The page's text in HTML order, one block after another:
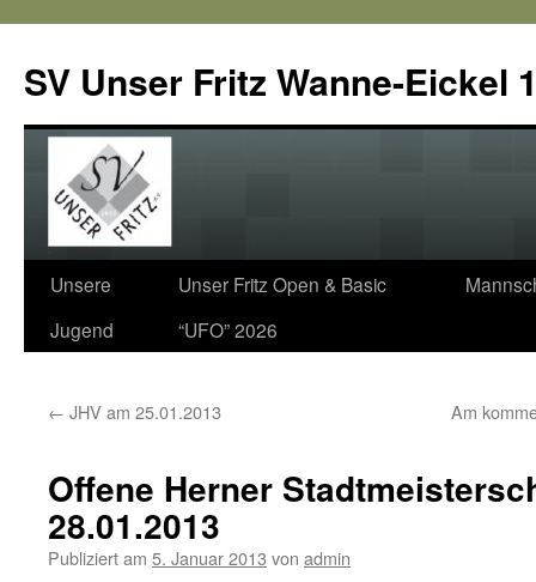
SV Unser Fritz Wanne-Eickel
Zum
Inhalt
Unsere
Jugend
Unser Fritz Open & Basic
“UFO” 2026
← JHV am 25.01.2013 Am
Offene Herner
28.01.2013
Publiziert am 5. Januar 2013 von admin